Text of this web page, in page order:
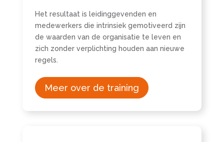
Het resultaat is leidinggevenden en
medewerkers die intrinsiek gemotiveerd zijn
de waarden van de organisatie te leven en
zich zonder verplichting houden aan nieuwe
regels.
Meer over de training